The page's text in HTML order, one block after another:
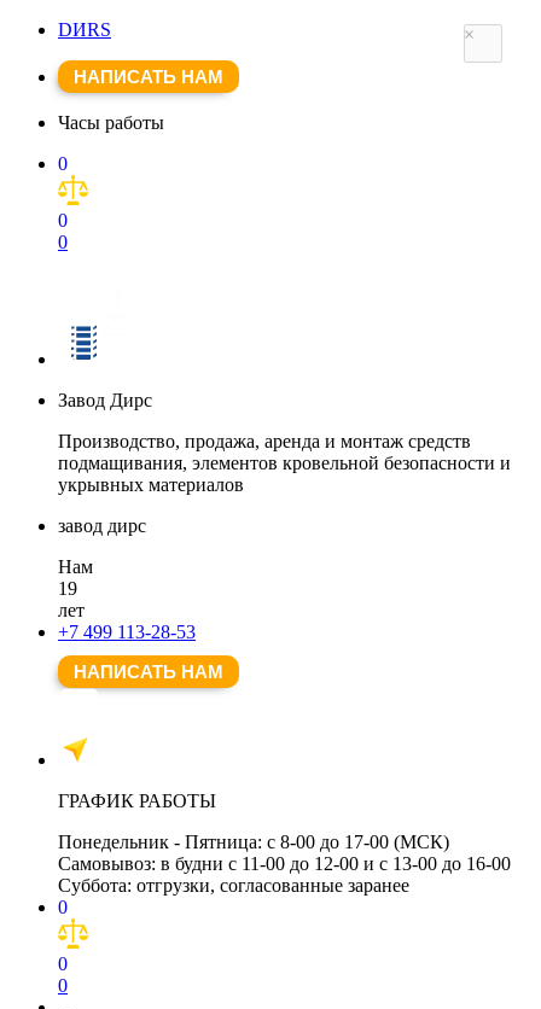
DИRS
НАПИСАТЬ НАМ
Часы работы
0
0
0
Завод Дирс
Производство, продажа, аренда и монтаж средств
подмащивания, элементов кровельной безопасности и
укрывных материалов
завод дирс
Нам
19
лет
+7 499 113-28-53
НАПИСАТЬ НАМ
ГРАФИК РАБОТЫ
Понедельник - Пятница: с 8-00 до 17-00 (МСК)
Самовывоз: в будни с 11-00 до 12-00 и с 13-00 до 16-00
Суббота: отгрузки, согласованные заранее
0
0
0
×
×